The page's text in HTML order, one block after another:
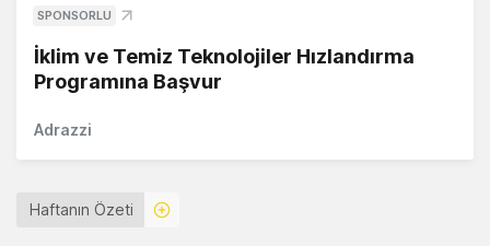
SPONSORLU
İklim ve Temiz Teknolojiler Hızlandırma
Programına Başvur
Adrazzi
Haftanın Özeti